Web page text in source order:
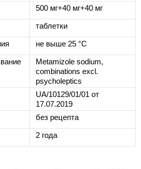
500 мг+40 мг+40 мг
таблетки
не выше 25 °С
Metamizole sodium,
combinations excl.
psycholeptics
UA/10129/01/01 от
17.07.2019
без рецепта
2 года